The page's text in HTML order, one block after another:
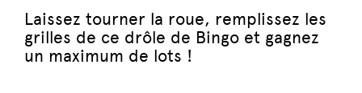
Laissez tourner la roue, remplissez les
grilles de ce drôle de Bingo et gagnez
un maximum de lots !